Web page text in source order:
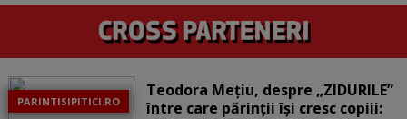
PARINTISIPITICI.RO
Teodora Mețiu, despre „ZIDURILE”
între care părinții își cresc copiii: